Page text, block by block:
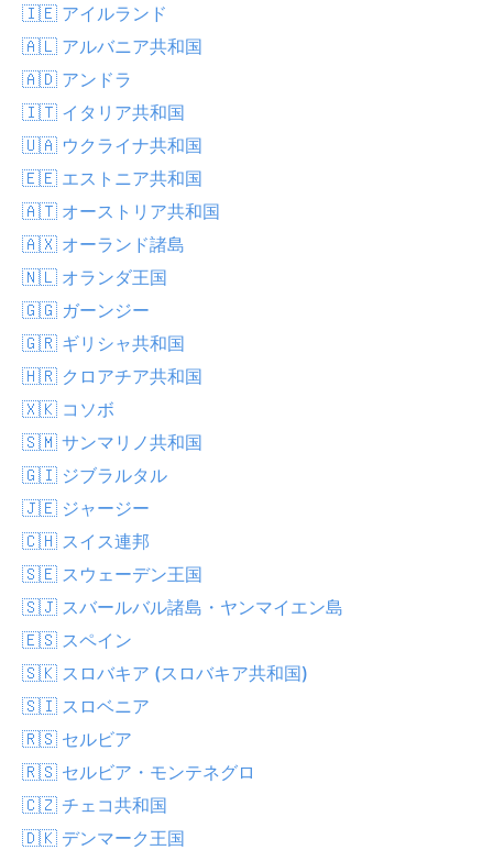
🇮🇪 アイルランド
🇦🇱 アルバニア共和国
🇦🇩 アンドラ
🇮🇹 イタリア共和国
🇺🇦 ウクライナ共和国
🇪🇪 エストニア共和国
🇦🇹 オーストリア共和国
🇦🇽 オーランド諸島
🇳🇱 オランダ王国
🇬🇬 ガーンジー
🇬🇷 ギリシャ共和国
🇭🇷 クロアチア共和国
🇽🇰 コソボ
🇸🇲 サンマリノ共和国
🇬🇮 ジブラルタル
🇯🇪 ジャージー
🇨🇭 スイス連邦
🇸🇪 スウェーデン王国
🇸🇯 スバールバル諸島・ヤンマイエン島
🇪🇸 スペイン
🇸🇰 スロバキア (スロバキア共和国)
🇸🇮 スロベニア
🇷🇸 セルビア
🇷🇸 セルビア・モンテネグロ
🇨🇿 チェコ共和国
🇩🇰 デンマーク王国